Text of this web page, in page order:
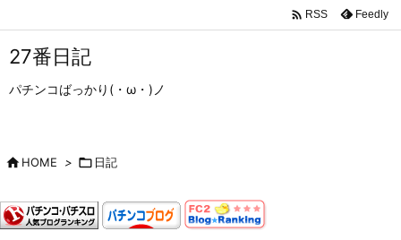
 RSS Feedly
27番日記
パチンコばっかり(・ω・)ノ
HOME >  日記